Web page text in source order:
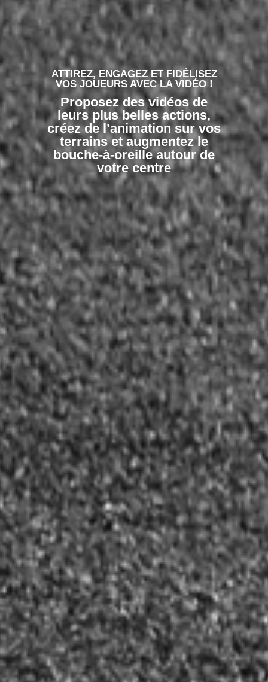
ATTIREZ, ENGAGEZ ET FIDÉLISEZ
VOS JOUEURS AVEC LA VIDÉO !
Proposez des vidéos de
leurs plus belles actions,
créez de l’animation sur vos
terrains et augmentez le
bouche-à-oreille autour de
votre centre